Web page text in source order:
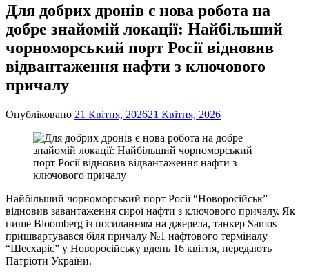
Для добрих дронів є нова робота на
добре знайомій локації: Найбільший
чорноморський порт Росії відновив
відвантаження нафти з ключового
причалу
Опубліковано 21 Квітня, 202621 Квітня, 2026
Найбільший чорноморський порт Росії “Новоросійськ”
відновив завантаження сирої нафти з ключового причалу. Як
пише Bloomberg із посиланням на джерела, танкер Samos
пришвартувався біля причалу №1 нафтового терміналу
“Шесхаріс” у Новоросійську вдень 16 квітня, передають
Патріоти України.